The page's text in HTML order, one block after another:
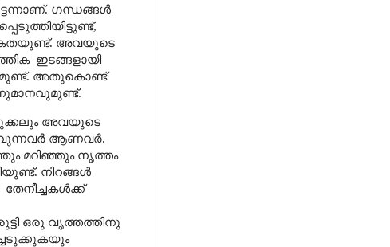
. ഗന്ധങ്ങൾ
,
അവയുടെ
ഇടങ്ങളായി
അതുകൊണ്ട്
അവയുടെ
ആണവർ.
മറിഞ്ഞും നൃത്തം
നിറങ്ങൾ
തേനീച്ചകൾക്ക്
ഒരു വൃത്തത്തിനു